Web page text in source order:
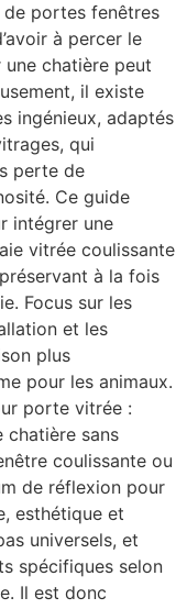
portes fenêtres
à percer le
une chatière peut
il existe
ingénieux, adaptés
qui
perte de
Ce guide
intégrer une
vitrée coulissante
à la fois
Focus sur les
et les
plus
pour les animaux.
porte vitrée :
sans
coulissante ou
de réflexion pour
esthétique et
universels, et
spécifiques selon
Il est donc